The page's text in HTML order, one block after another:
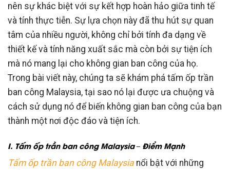
nên sự khác biệt với sự kết hợp hoàn hảo giữa tinh tế
và tính thực tiễn. Sự lựa chọn này đã thu hút sự quan
tâm của nhiều người, không chỉ bởi tính đa dạng về
thiết kế và tính năng xuất sắc mà còn bởi sự tiện ích
mà nó mang lại cho không gian ban công của họ.
Trong bài viết này, chúng ta sẽ khám phá tấm ốp trần
ban công Malaysia, tại sao nó lại được ưa chuộng và
cách sử dụng nó để biến không gian ban công của bạn
thành một nơi độc đáo và tiện ích.
I. Tấm ốp trần ban công Malaysia – Điểm Mạnh
Tấm ốp trần ban công Malaysia nổi bật với những